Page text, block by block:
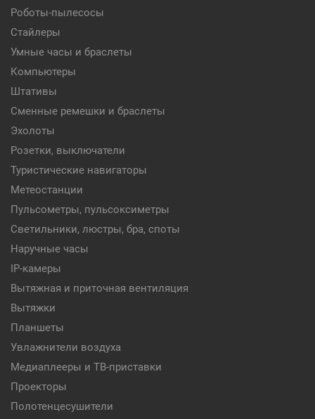
Роботы-пылесосы
Стайлеры
Умные часы и браслеты
Компьютеры
Штативы
Сменные ремешки и браслеты
Эхолоты
Розетки, выключатели
Туристические навигаторы
Метеостанции
Пульсометры, пульсоксиметры
Светильники, люстры, бра, споты
Наручные часы
IP-камеры
Вытяжная и приточная вентиляция
Вытяжки
Планшеты
Увлажнители воздуха
Медиаплееры и ТВ-приставки
Проекторы
Полотенцесушители